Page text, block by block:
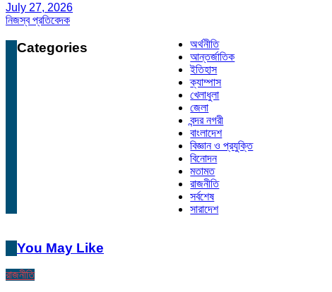
July 27, 2026
নিজস্ব প্রতিবেদক
Categories
অর্থনীতি
আন্তর্জাতিক
ইতিহাস
ক্যাম্পাস
খেলাধুলা
জেলা
বন্দর নগরী
বাংলাদেশ
বিজ্ঞান ও প্রযুক্তি
বিনোদন
মতামত
রাজনীতি
সর্বশেষ
সারাদেশ
You May Like
রাজনীতি